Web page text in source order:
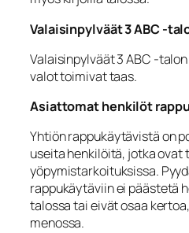
Valaisinpylväät 3 ABC -
Valaisinpylväät 3 ABC -
valot toimivat taas.
Asiattomat henkilöt
Yhtiön rappukäytävistä on
useita henkilöitä, jotka ovat
yöpymistarkoituksissa.
rappukäytäviin ei päästetä
talossa tai eivät osaa
menossa.